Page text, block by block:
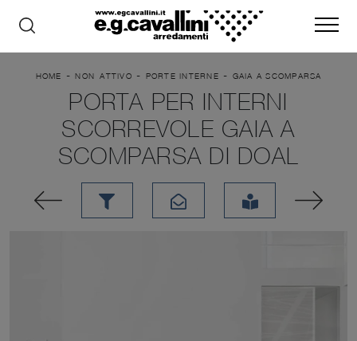
HOME -NON_ATTIVO - PORTE INTERNE - GAIA A SCOMPARSA
PORTA PER INTERNI
SCORREVOLE GAIA A
SCOMPARSA DI DOAL